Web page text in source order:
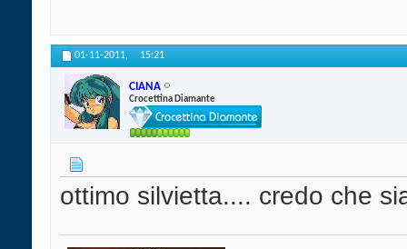
01-11-2011, 15:21
CIANA
Crocettina Diamante
ottimo silvietta.... credo che